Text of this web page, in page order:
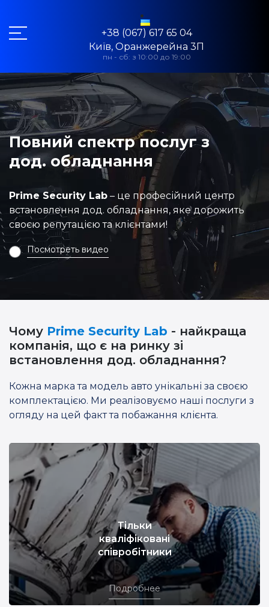
+38 (067) 617 65 04
Київ, Оранжерейна 3П
пн - сб: з 10:00 до 19:00
Повний спектр послуг з
дод. обладнання
Prime Security Lab – це професійний центр
встановлення дод. обладнання, яке дорожить
своєю репутацією та клієнтами!
Посмотреть видео
Чому Prime Security Lab - найкраща
компанія, що є на ринку зі
встановлення дод. обладнання?
Кожна марка та модель авто унікальні за своєю
комплектацією. Ми реалізовуємо наші послуги з
огляду на цей факт та побажання клієнта.
Тільки
кваліфіковані
співробітники
Подробнее